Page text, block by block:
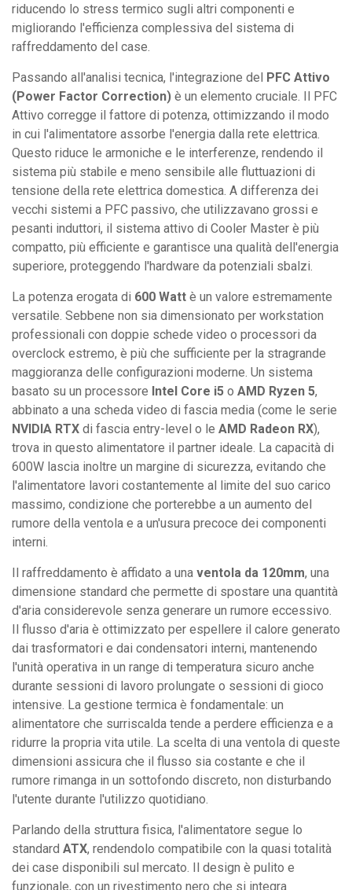
riducendo lo stress termico sugli altri componenti e
migliorando l'efficienza complessiva del sistema di
raffreddamento del case.
Passando all'analisi tecnica, l'integrazione del PFC Attivo
(Power Factor Correction) è un elemento cruciale. Il PFC
Attivo corregge il fattore di potenza, ottimizzando il modo
in cui l'alimentatore assorbe l'energia dalla rete elettrica.
Questo riduce le armoniche e le interferenze, rendendo il
sistema più stabile e meno sensibile alle fluttuazioni di
tensione della rete elettrica domestica. A differenza dei
vecchi sistemi a PFC passivo, che utilizzavano grossi e
pesanti induttori, il sistema attivo di Cooler Master è più
compatto, più efficiente e garantisce una qualità dell'energia
superiore, proteggendo l'hardware da potenziali sbalzi.
La potenza erogata di 600 Watt è un valore estremamente
versatile. Sebbene non sia dimensionato per workstation
professionali con doppie schede video o processori da
overclock estremo, è più che sufficiente per la stragrande
maggioranza delle configurazioni moderne. Un sistema
basato su un processore Intel Core i5 o AMD Ryzen 5,
abbinato a una scheda video di fascia media (come le serie
NVIDIA RTX di fascia entry-level o le AMD Radeon RX),
trova in questo alimentatore il partner ideale. La capacità di
600W lascia inoltre un margine di sicurezza, evitando che
l'alimentatore lavori costantemente al limite del suo carico
massimo, condizione che porterebbe a un aumento del
rumore della ventola e a un'usura precoce dei componenti
interni.
Il raffreddamento è affidato a una ventola da 120mm, una
dimensione standard che permette di spostare una quantità
d'aria considerevole senza generare un rumore eccessivo.
Il flusso d'aria è ottimizzato per espellere il calore generato
dai trasformatori e dai condensatori interni, mantenendo
l'unità operativa in un range di temperatura sicuro anche
durante sessioni di lavoro prolungate o sessioni di gioco
intensive. La gestione termica è fondamentale: un
alimentatore che surriscalda tende a perdere efficienza e a
ridurre la propria vita utile. La scelta di una ventola di queste
dimensioni assicura che il flusso sia costante e che il
rumore rimanga in un sottofondo discreto, non disturbando
l'utente durante l'utilizzo quotidiano.
Parlando della struttura fisica, l'alimentatore segue lo
standard ATX, rendendolo compatibile con la quasi totalità
dei case disponibili sul mercato. Il design è pulito e
funzionale, con un rivestimento nero che si integra